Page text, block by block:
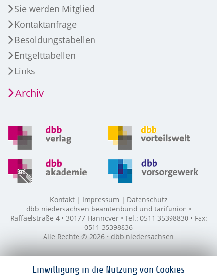
Einwilligung in die Nutzung von Cookies
Sie werden Mitglied
Kontaktanfrage
Besoldungstabellen
Entgelttabellen
Links
Archiv
Kontakt Impressum
Datenschutz
dbb niedersachsen beamtenbund und tarifunion •
Raffaelstraße 4 • 30177 Hannover • Tel.: 0511 35398830 • Fax:
0511 35398836
Alle Rechte © 2026 • dbb niedersachsen